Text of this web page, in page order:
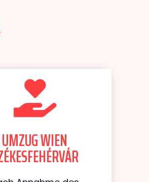
UMZUG WIEN